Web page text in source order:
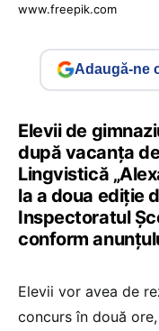
www.freepik.com
Adaugă-ne
Elevii de
după vacanța
Lingvistică
la a doua ediție
Inspectoratul
conform
Elevii vor avea de
concurs în două